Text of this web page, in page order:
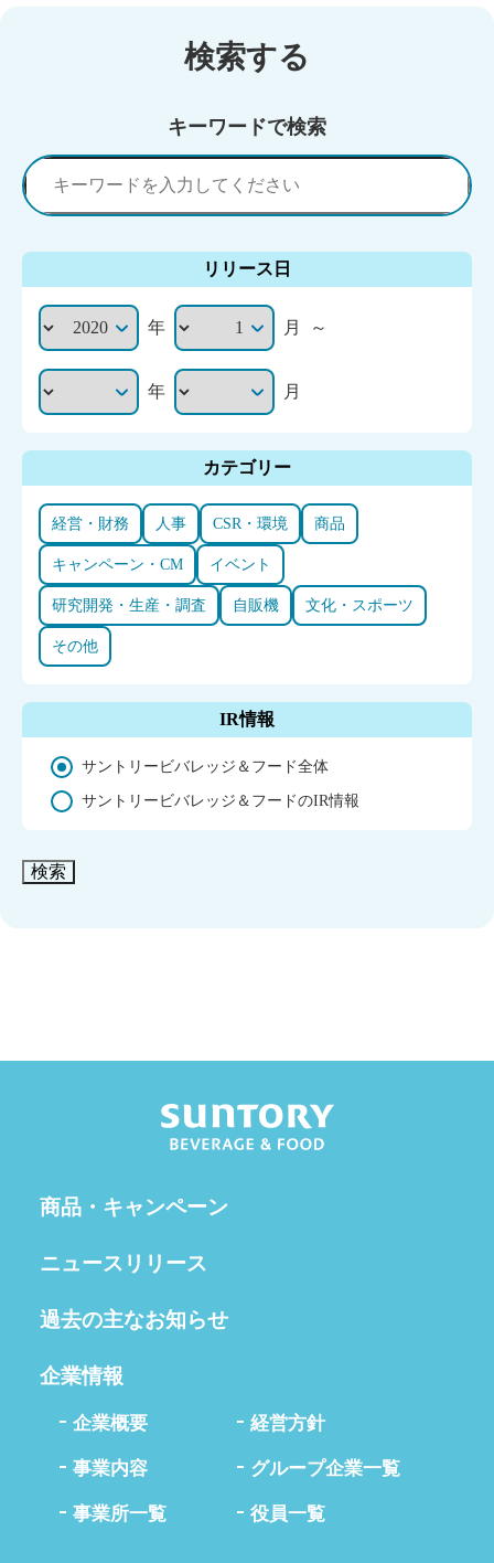
検索する
キーワードで検索
リリース日
年 月 ～
年 月
カテゴリー
経営・財務 人事 CSR・環境 商品
キャンペーン・CM イベント
研究開発・生産・調査 自販機 文化・スポーツ
その他
IR情報
サントリービバレッジ＆フード全体
サントリービバレッジ＆フードのIR情報
検索
商品・キャンペーン
ニュースリリース
過去の主なお知らせ
企業情報
企業概要
経営方針
事業内容
グループ企業一覧
事業所一覧
役員一覧